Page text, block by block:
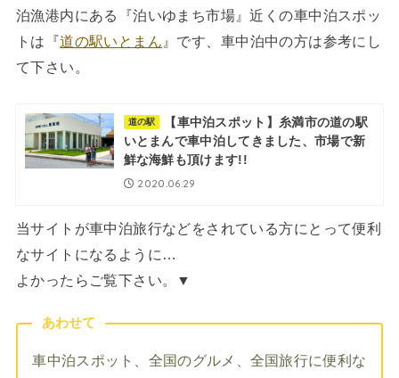
泊漁港内にある『泊いゆまち市場』近くの車中泊スポッ
トは『道の駅いとまん 』です、車中泊中の方は参考にし
て下さい。
道の駅
【車中泊スポット】糸満市の道の駅
いとまんで車中泊してきました、市場で新
鮮な海鮮も頂けます!!
2020.06.29
当サイトが車中泊旅行などをされている方にとって便利
なサイトになるように…
よかったらご覧下さい。▼
あわせて
車中泊スポット、全国のグルメ、全国旅行に便利な